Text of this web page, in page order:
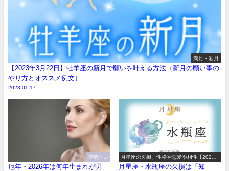
満月・新月
【2023年3月22日】牡羊座の新月で願いを叶える方法（新月の願い事の
やり方とオススメ例文）
2023.01.17
運勢占い
厄年・2026年は何年生まれが男
月星座の欠損、性格や恋愛や相性【2026
年版】
月星座・水瓶座の欠損は「知